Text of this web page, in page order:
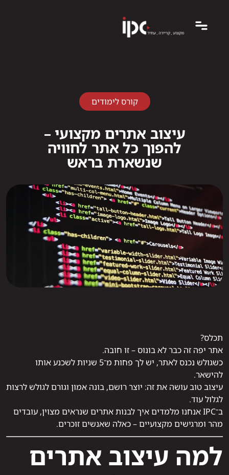
קורס לימודים
עיצוב אתרים מקצועי –
להפוך כל אתר לחוויה
שנשארת בראש
תכלס?
אתר יפה זה כבר לא בונוס – זו חובה.
כשגולש נכנס לאתר, יש לך פחות מ־5 שניות לשכנע אותו
להישאר.
עיצוב טוב עושה את זה: יוצר רושם, בונה אמון וגורם לגולש לרצות
לגלול עוד.
ב־IPC אנחנו מלמדים איך לבנות אתרים שנראים מצוין, עובדים
מהר ומרגישים מקצועיים – כאלה שאנשים זוכרים.
למה עיצוב אתרים